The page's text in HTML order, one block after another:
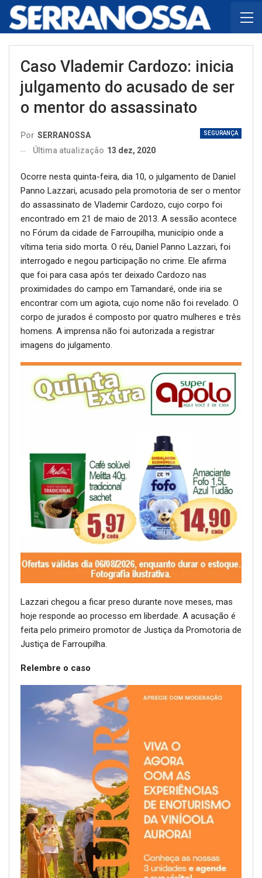
Caso Vlademir Cardozo: inicia
julgamento do acusado de ser
o mentor do assassinato
SEGURANÇA
Por SERRANOSSA
Última atualização 13 dez, 2020
Ocorre nesta quinta-feira, dia 10, o julgamento de Daniel
Panno Lazzari, acusado pela promotoria de ser o mentor
do assassinato de Vlademir Cardozo, cujo corpo foi
encontrado em 21 de maio de 2013. A sessão acontece
no Fórum da cidade de Farroupilha, município onde a
vítima teria sido morta. O réu, Daniel Panno Lazzari, foi
interrogado e negou participação no crime. Ele afirma
que foi para casa após ter deixado Cardozo nas
proximidades do campo em Tamandaré, onde iria se
encontrar com um agiota, cujo nome não foi revelado. O
corpo de jurados é composto por quatro mulheres e três
homens. A imprensa não foi autorizada a registrar
imagens do julgamento.
Lazzari chegou a ficar preso durante nove meses, mas
hoje responde ao processo em liberdade. A acusação é
feita pelo primeiro promotor de Justiça da Promotoria de
Justiça de Farroupilha.
Relembre o caso